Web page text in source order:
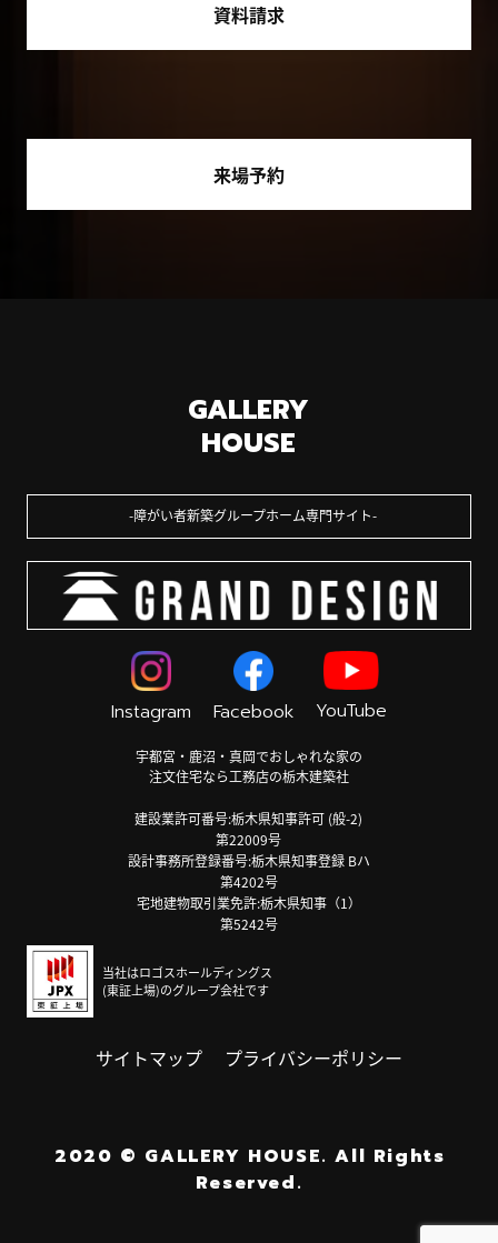
資料請求
来場予約
GALLERY
HOUSE
障がい者新築グループホーム専門サイト
Instagram Facebook YouTube
宇都宮・鹿沼・真岡でおしゃれな家の
注文住宅なら工務店の栃木建築社
建設業許可番号:栃木県知事許可 (般-2)
第22009号
設計事務所登録番号:栃木県知事登録 Bハ
第4202号
宅地建物取引業免許:栃木県知事（1）
第5242号
当社はロゴスホールディングス
(東証上場)のグループ会社です
サイトマップ プライバシーポリシー
2020 © GALLERY HOUSE. All Rights
Reserved.